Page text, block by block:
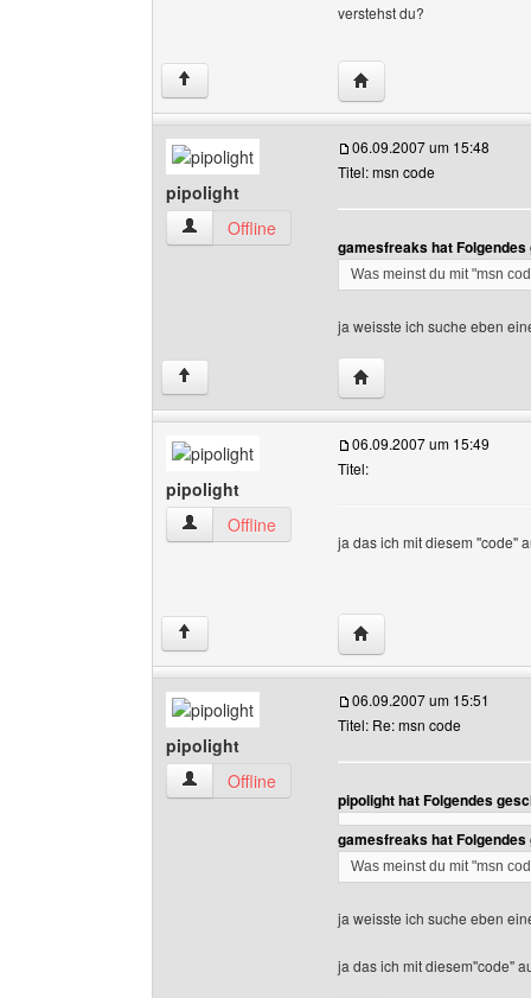
verstehst du?
↑ Website dieses
pipolight
pipolight Benutzer-Profile anzeigen
Offline
06.09.2007 um 15:48
Titel: msn code
gamesfreaks hat
Was meinst du mit "msn
ja weisste ich suche eben
↑ Website dieses
pipolight
pipolight Benutzer-Profile anzeigen
Offline
06.09.2007 um 15:49
Titel:
ja das ich mit diesem ''code''
↑ Website dieses
pipolight
pipolight Benutzer-Profile anzeigen
Offline
06.09.2007 um 15:51
Titel: Re: msn code
pipolight hat Folgendes
gamesfreaks hat
Was meinst du mit "msn
ja weisste ich suche eben
ja das ich mit diesem''code''